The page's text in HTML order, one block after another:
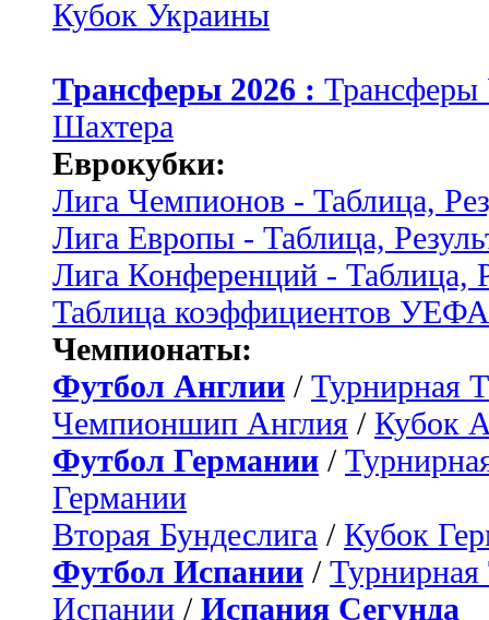
Кубок Украины
Трансферы 2026 :
Шахтера
Еврокубки:
Лига Чемпионов - Таблица,
Лига Европы - Таблица,
Лига Конференций - Таблица,
Таблица коэффициентов УЕФА
Чемпионаты:
Футбол Англии / Турнирная
Чемпионшип Англия / Кубок
Футбол Германии /
Германии
Вторая Бундеслига / Кубок
Футбол Испании / Турнирная
Испании / Испания Сегунда